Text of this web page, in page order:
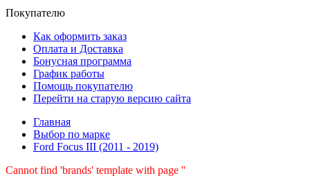
Покупателю
Как оформить заказ
Оплата и Доставка
Бонусная программа
График работы
Помощь покупателю
Перейти на старую версию сайта
Главная
Выбор по марке
Ford Focus III (2011 - 2019)
Cannot find 'brands' template with page ''